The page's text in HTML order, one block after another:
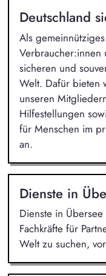
Deutschland
Als
Verbraucher:innen
sicheren und
Welt. Dafür bieten
unseren
Hilfestellungen
für Menschen im
an.
Dienste in
Dienste in
Fachkräfte für
Welt zu suchen,